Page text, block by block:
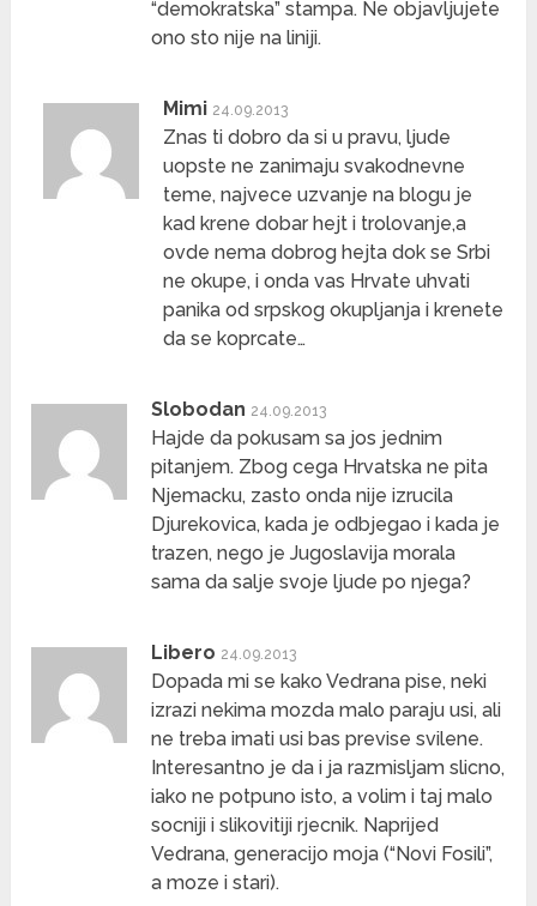
“demokratska” stampa. Ne objavljujete
ono sto nije na liniji.
Mimi 24.09.2013
Znas ti dobro da si u pravu, ljude
uopste ne zanimaju svakodnevne
teme, najvece uzvanje na blogu je
kad krene dobar hejt i trolovanje,a
ovde nema dobrog hejta dok se Srbi
ne okupe, i onda vas Hrvate uhvati
panika od srpskog okupljanja i krenete
da se koprcate…
Slobodan 24.09.2013
Hajde da pokusam sa jos jednim
pitanjem. Zbog cega Hrvatska ne pita
Njemacku, zasto onda nije izrucila
Djurekovica, kada je odbjegao i kada je
trazen, nego je Jugoslavija morala
sama da salje svoje ljude po njega?
Libero 24.09.2013
Dopada mi se kako Vedrana pise, neki
izrazi nekima mozda malo paraju usi, ali
ne treba imati usi bas previse svilene.
Interesantno je da i ja razmisljam slicno,
iako ne potpuno isto, a volim i taj malo
socniji i slikovitiji rjecnik. Naprijed
Vedrana, generacijo moja (“Novi Fosili”,
a moze i stari).